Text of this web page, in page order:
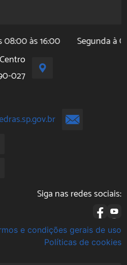
às 16:00
Segunda à Quinta
027
Siga nas redes sociais:
e condições gerais de uso
Políticas de cookies